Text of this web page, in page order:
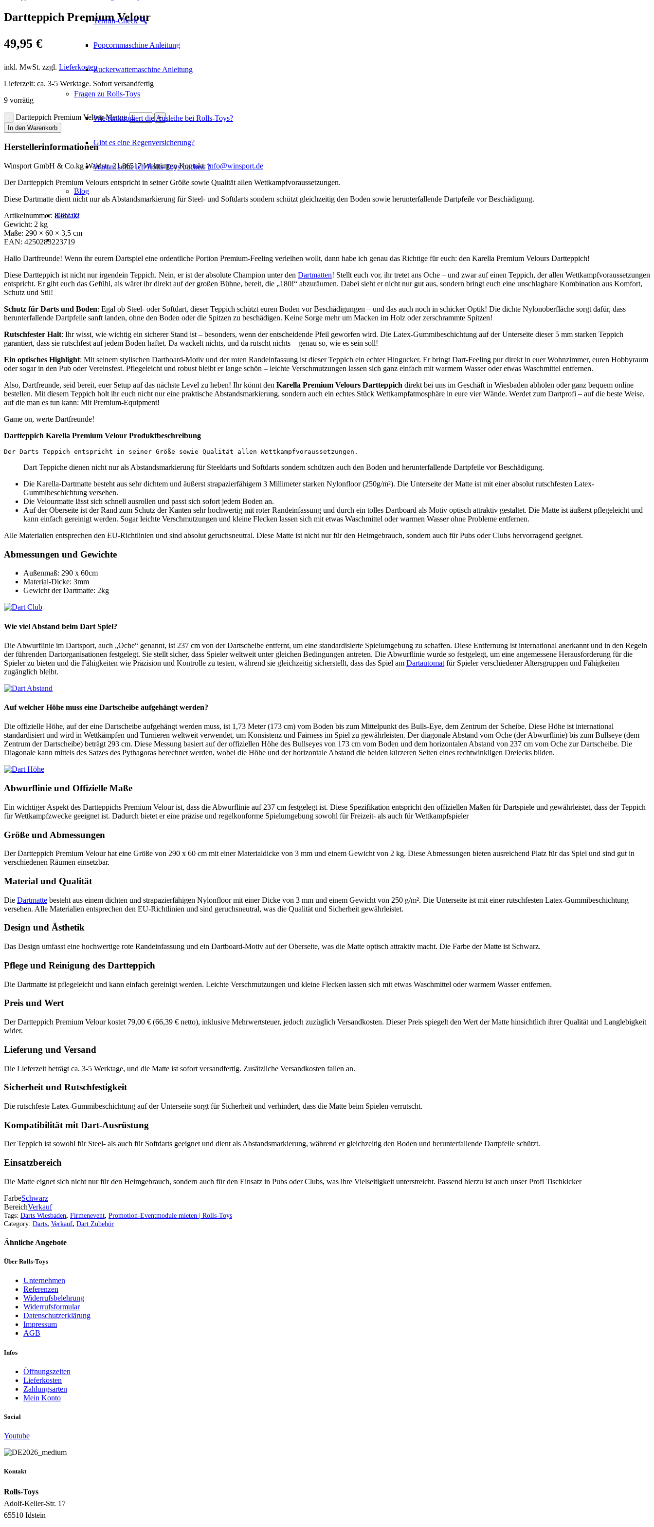
Termin-Check 🔍
Popcornmaschine Anleitung
Zuckerwattemaschine Anleitung
Fragen zu Rolls-Toys
Wie funktioniert die Ausleihe bei Rolls-Toys?
Gibt es eine Regenversicherung?
Warum sollte ich Rolls-Toys buchen ?
Blog
Kontakt
Dartteppich Premium Velour
49,95 €
inkl. MwSt. zzgl. Lieferkosten
Lieferzeit: ca. 3-5 Werktage. Sofort versandfertig
9 vorrätig
Dartteppich Premium Velour Menge
In den Warenkorb
Herstellerinformationen
Winsport GmbH & Co.kg Waldstr. 21 86517 Wehringen Kontakt:info@winsport.de
Der Dartteppich Premium Velours entspricht in seiner Größe sowie Qualität allen Wettkampfvoraussetzungen.
Diese Dartmatte dient nicht nur als Abstandsmarkierung für Steel- und Softdarts sondern schützt gleichzeitig den Boden sowie herunterfallende Dartpfeile vor Beschädigung.
Artikelnummer: 8082.02
Gewicht: 2 kg
Maße: 290 × 60 × 3,5 cm
EAN: 4250283223719
Hallo Dartfreunde! Wenn ihr eurem Dartspiel eine ordentliche Portion Premium-Feeling verleihen wollt, dann habe ich genau das Richtige für euch: den Karella Premium Velours Dartteppich!
Diese Dartteppich ist nicht nur irgendein Teppich. Nein, er ist der absolute Champion unter den Dartmatten! Stellt euch vor, ihr tretet ans Oche – und zwar auf einen Teppich, der allen Wettkampfvoraussetzungen
entspricht. Er gibt euch das Gefühl, als wäret ihr direkt auf der großen Bühne, bereit, die „180!“ abzuräumen. Dabei sieht er nicht nur gut aus, sondern bringt euch eine unschlagbare Kombination aus Komfort,
Schutz und Stil!
Schutz für Darts und Boden: Egal ob Steel- oder Softdart, dieser Teppich schützt euren Boden vor Beschädigungen – und das auch noch in schicker Optik! Die dichte Nylonoberfläche sorgt dafür, dass
herunterfallende Dartpfeile sanft landen, ohne den Boden oder die Spitzen zu beschädigen. Keine Sorge mehr um Macken im Holz oder zerschrammte Spitzen!
Rutschfester Halt: Ihr wisst, wie wichtig ein sicherer Stand ist – besonders, wenn der entscheidende Pfeil geworfen wird. Die Latex-Gummibeschichtung auf der Unterseite dieser 5 mm starken Teppich
garantiert, dass sie rutschfest auf jedem Boden haftet. Da wackelt nichts, und da rutscht nichts – genau so, wie es sein soll!
Ein optisches Highlight: Mit seinem stylischen Dartboard-Motiv und der roten Randeinfassung ist dieser Teppich ein echter Hingucker. Er bringt Dart-Feeling pur direkt in euer Wohnzimmer, euren Hobbyraum
oder sogar in den Pub oder Vereinsfest. Pflegeleicht und robust bleibt er lange schön – leichte Verschmutzungen lassen sich ganz einfach mit warmem Wasser oder etwas Waschmittel entfernen.
Also, Dartfreunde, seid bereit, euer Setup auf das nächste Level zu heben! Ihr könnt den Karella Premium Velours Dartteppich direkt bei uns im Geschäft in Wiesbaden abholen oder ganz bequem online
bestellen. Mit diesem Teppich holt ihr euch nicht nur eine praktische Abstandsmarkierung, sondern auch ein echtes Stück Wettkampfatmosphäre in eure vier Wände. Werdet zum Dartprofi – auf die beste Weise,
auf die man es tun kann: Mit Premium-Equipment!
Game on, werte Dartfreunde!
Dartteppich Karella Premium Velour Produktbeschreibung
Der Darts Teppich entspricht in seiner Größe sowie Qualität allen Wettkampfvoraussetzungen.
Dart Teppiche dienen nicht nur als Abstandsmarkierung für Steeldarts und Softdarts sondern schützen auch den Boden und herunterfallende Dartpfeile vor Beschädigung.
Die Karella-Dartmatte besteht aus sehr dichtem und äußerst strapazierfähigem 3 Millimeter starken Nylonfloor (250g/m²). Die Unterseite der Matte ist mit einer absolut rutschfesten Latex-
Gummibeschichtung versehen.
Die Velourmatte lässt sich schnell ausrollen und passt sich sofort jedem Boden an.
Auf der Oberseite ist der Rand zum Schutz der Kanten sehr hochwertig mit roter Randeinfassung und durch ein tolles Dartboard als Motiv optisch attraktiv gestaltet. Die Matte ist äußerst pflegeleicht und
kann einfach gereinigt werden. Sogar leichte Verschmutzungen und kleine Flecken lassen sich mit etwas Waschmittel oder warmen Wasser ohne Probleme entfernen.
Alle Materialien entsprechen den EU-Richtlinien und sind absolut geruchsneutral. Diese Matte ist nicht nur für den Heimgebrauch, sondern auch für Pubs oder Clubs hervorragend geeignet.
Abmessungen und Gewichte
Außenmaß: 290 x 60cm
Material-Dicke: 3mm
Gewicht der Dartmatte: 2kg
Wie viel Abstand beim Dart Spiel?
Die Abwurflinie im Dartsport, auch „Oche“ genannt, ist 237 cm von der Dartscheibe entfernt, um eine standardisierte Spielumgebung zu schaffen. Diese Entfernung ist international anerkannt und in den Regeln
der führenden Dartorganisationen festgelegt. Sie stellt sicher, dass Spieler weltweit unter gleichen Bedingungen antreten. Die Abwurflinie wurde so festgelegt, um eine angemessene Herausforderung für die
Spieler zu bieten und die Fähigkeiten wie Präzision und Kontrolle zu testen, während sie gleichzeitig sicherstellt, dass das Spiel am Dartautomat für Spieler verschiedener Altersgruppen und Fähigkeiten
zugänglich bleibt.
Auf welcher Höhe muss eine Dartscheibe aufgehängt werden?
Die offizielle Höhe, auf der eine Dartscheibe aufgehängt werden muss, ist 1,73 Meter (173 cm) vom Boden bis zum Mittelpunkt des Bulls-Eye, dem Zentrum der Scheibe. Diese Höhe ist international
standardisiert und wird in Wettkämpfen und Turnieren weltweit verwendet, um Konsistenz und Fairness im Spiel zu gewährleisten. Der diagonale Abstand vom Oche (der Abwurflinie) bis zum Bullseye (dem
Zentrum der Dartscheibe) beträgt 293 cm. Diese Messung basiert auf der offiziellen Höhe des Bullseyes von 173 cm vom Boden und dem horizontalen Abstand von 237 cm vom Oche zur Dartscheibe. Die
Diagonale kann mittels des Satzes des Pythagoras berechnet werden, wobei die Höhe und der horizontale Abstand die beiden kürzeren Seiten eines rechtwinkligen Dreiecks bilden.
Abwurflinie und Offizielle Maße
Ein wichtiger Aspekt des Dartteppichs Premium Velour ist, dass die Abwurflinie auf 237 cm festgelegt ist. Diese Spezifikation entspricht den offiziellen Maßen für Dartspiele und gewährleistet, dass der Teppich
für Wettkampfzwecke geeignet ist. Dadurch bietet er eine präzise und regelkonforme Spielumgebung sowohl für Freizeit- als auch für Wettkampfspieler​
Größe und Abmessungen
Der Dartteppich Premium Velour hat eine Größe von 290 x 60 cm mit einer Materialdicke von 3 mm und einem Gewicht von 2 kg. Diese Abmessungen bieten ausreichend Platz für das Spiel und sind gut in
verschiedenen Räumen einsetzbar​​.
Material und Qualität
Die Dartmatte besteht aus einem dichten und strapazierfähigen Nylonfloor mit einer Dicke von 3 mm und einem Gewicht von 250 g/m². Die Unterseite ist mit einer rutschfesten Latex-Gummibeschichtung
versehen. Alle Materialien entsprechen den EU-Richtlinien und sind geruchsneutral, was die Qualität und Sicherheit gewährleistet​​.
Design und Ästhetik
Das Design umfasst eine hochwertige rote Randeinfassung und ein Dartboard-Motiv auf der Oberseite, was die Matte optisch attraktiv macht. Die Farbe der Matte ist Schwarz​​.
Pflege und Reinigung des Dartteppich
Die Dartmatte ist pflegeleicht und kann einfach gereinigt werden. Leichte Verschmutzungen und kleine Flecken lassen sich mit etwas Waschmittel oder warmem Wasser entfernen​​.
Preis und Wert
Der Dartteppich Premium Velour kostet 79,00 € (66,39 € netto), inklusive Mehrwertsteuer, jedoch zuzüglich Versandkosten. Dieser Preis spiegelt den Wert der Matte hinsichtlich ihrer Qualität und Langlebigkeit
wider​​.
Lieferung und Versand
Die Lieferzeit beträgt ca. 3-5 Werktage, und die Matte ist sofort versandfertig. Zusätzliche Versandkosten fallen an​​.
Sicherheit und Rutschfestigkeit
Die rutschfeste Latex-Gummibeschichtung auf der Unterseite sorgt für Sicherheit und verhindert, dass die Matte beim Spielen verrutscht​​.
Kompatibilität mit Dart-Ausrüstung
Der Teppich ist sowohl für Steel- als auch für Softdarts geeignet und dient als Abstandsmarkierung, während er gleichzeitig den Boden und herunterfallende Dartpfeile schützt​​.
Einsatzbereich
Die Matte eignet sich nicht nur für den Heimgebrauch, sondern auch für den Einsatz in Pubs oder Clubs, was ihre Vielseitigkeit unterstreicht​​. Passend hierzu ist auch unser Profi Tischkicker
FarbeSchwarz
BereichVerkauf
Tags: Darts Wiesbaden, Firmenevent, Promotion-Eventmodule mieten | Rolls-Toys
Category: Darts, Verkauf, Dart Zubehör
Ähnliche Angebote
Über Rolls-Toys
Unternehmen
Referenzen
Widerrufsbelehrung
Widerrufsformular
Datenschutzerklärung
Impressum
AGB
Infos
Öffnungszeiten
Lieferkosten
Zahlungsarten
Mein Konto
Social
Youtube
Kontakt
Rolls-Toys
Adolf-Keller-Str. 17
65510 Idstein